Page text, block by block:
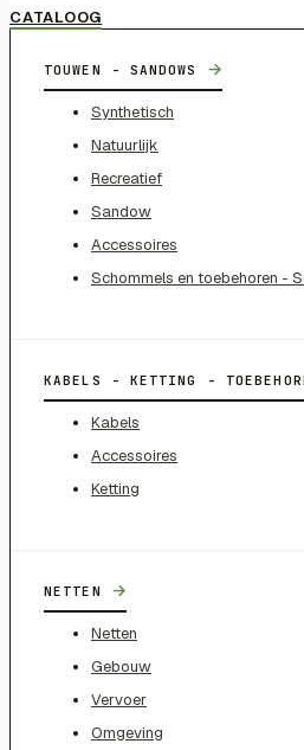
CATALOOG
TOUWEN - SANDOWS →
Synthetisch
Natuurlijk
Recreatief
Sandow
Accessoires
Schommels en toebehoren -
KABELS - KETTING -
Kabels
Accessoires
Ketting
NETTEN →
Netten
Gebouw
Vervoer
Omgeving